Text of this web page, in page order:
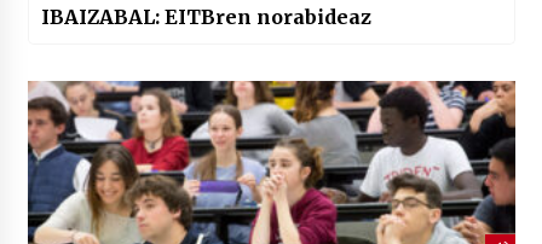
IBAIZABAL: EITBren norabideaz